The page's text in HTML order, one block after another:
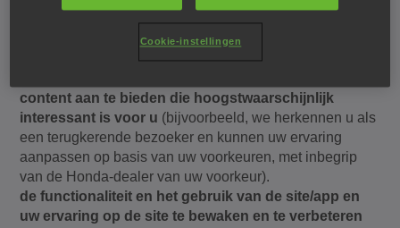
Waarvoor gebruikt Honda cookies?
Cookies stellen ons in staat om:
content aan te bieden die hoogstwaarschijnlijk
interessant is voor u (bijvoorbeeld, we herkennen u als
een terugkerende bezoeker en kunnen uw ervaring
aanpassen op basis van uw voorkeuren, met inbegrip
van de Honda-dealer van uw voorkeur).
de functionaliteit en het gebruik van de site/app en
uw ervaring op de site te bewaken en te verbeteren
Cookie-instellingen